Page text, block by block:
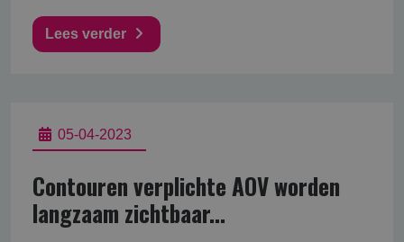
Lees verder
05-04-2023
Contouren verplichte AOV worden
langzaam zichtbaar...